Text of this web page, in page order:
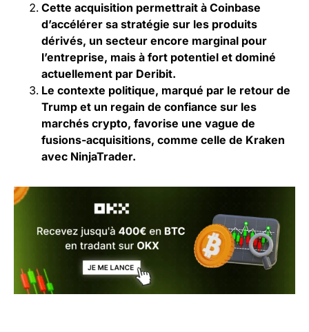
Cette acquisition permettrait à Coinbase
d’accélérer sa stratégie sur les produits
dérivés, un secteur encore marginal pour
l’entreprise, mais à fort potentiel et dominé
actuellement par Deribit.
Le contexte politique, marqué par le retour de
Trump et un regain de confiance sur les
marchés crypto, favorise une vague de
fusions-acquisitions, comme celle de Kraken
avec NinjaTrader.